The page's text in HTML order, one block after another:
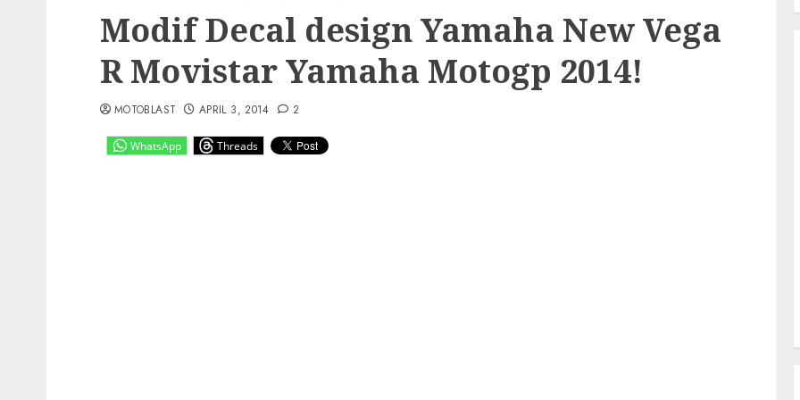
Modif Decal design Yamaha New Vega
R Movistar Yamaha Motogp 2014!
WhatsApp Threads
MOTOBLAST APRIL 3, 2014 2